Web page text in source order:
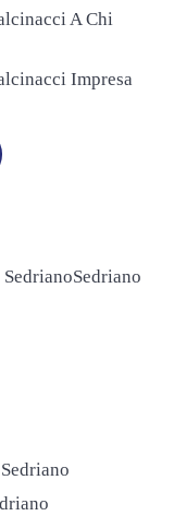
A Chi
Impresa
Sedriano